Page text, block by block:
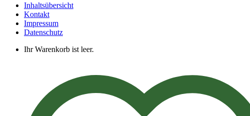
Inhaltsübersicht
Kontakt
Impressum
Datenschutz
Ihr Warenkorb ist leer.